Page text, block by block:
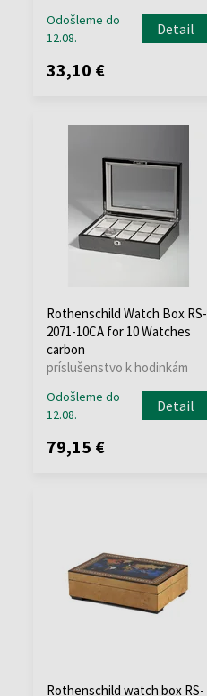
Odošleme do
12.08.
Detail
33,10 €
Rothenschild Watch Box RS-
2071-10CA for 10 Watches
carbon
príslušenstvo k hodinkám
Odošleme do
12.08.
Detail
79,15 €
Rothenschild watch box RS-